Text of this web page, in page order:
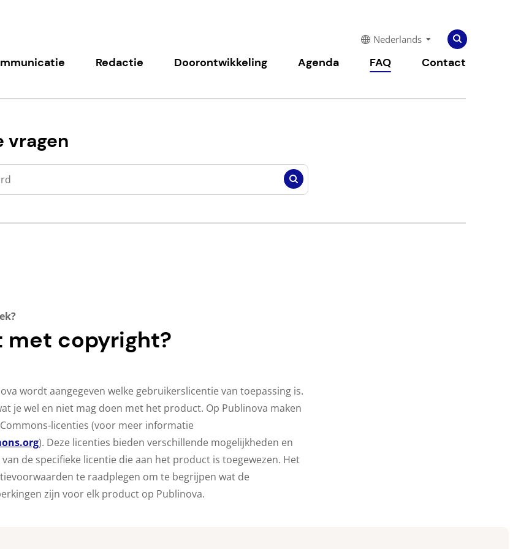
Nederlands
Zoeken
naar:
Zoeken
Redactie Doorontwikkeling Agenda FAQ Contact
vragen
Zoeken
met copyright?
wordt aangegeven welke gebruikerslicentie van toepassing is.
je wel en niet mag doen met het product. Op Publinova maken
licenties (voor meer informatie
). Deze licenties bieden verschillende mogelijkheden en
de specifieke licentie die aan het product is toegewezen. Het
te raadplegen om te begrijpen wat de
zijn voor elk product op Publinova.